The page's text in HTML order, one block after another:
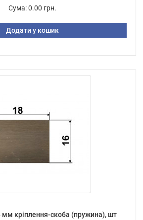
Сума: 0.00 грн.
Додати у кошик
мм кріплення-скоба (пружина), шт